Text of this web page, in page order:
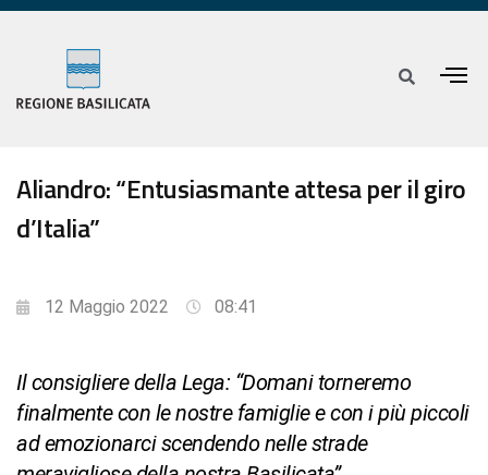
Aliandro: “Entusiasmante attesa per il giro
d’Italia”
12 Maggio 2022 08:41
Il consigliere della Lega: “Domani torneremo
finalmente con le nostre famiglie e con i più piccoli
ad emozionarci scendendo nelle strade